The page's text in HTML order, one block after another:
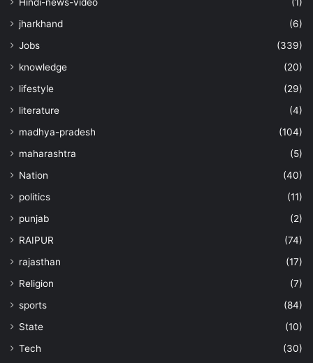
jharkhand
(6)
Jobs
(339)
knowledge
(20)
lifestyle
(29)
literature
(4)
madhya-pradesh
(104)
maharashtra
(5)
Nation
(40)
politics
(11)
punjab
(2)
RAIPUR
(74)
rajasthan
(17)
Religion
(7)
sports
(84)
State
(10)
Tech
(30)